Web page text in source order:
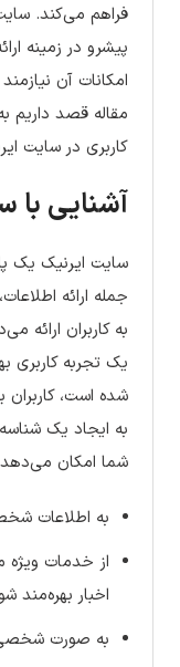
فراهم می‌کند.
پیشرو در زمینه
امکانات آن
مقاله قصد داریم
کاربری در سایت
آشنایی با
سایت ایرنیک یک
جمله ارائه
به کاربران ارائه
یک تجربه کاربری
شده است، کاربران
به ایجاد یک
شما امکان می‌دهد
به اطلاعات
از خدمات ویژه
اخبار بهره‌مند
به صورت